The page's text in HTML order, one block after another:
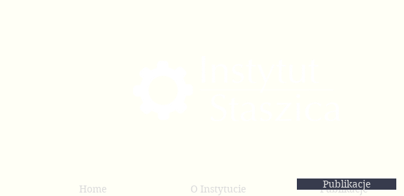
Home O Instytucie Publikacje
Publikacje